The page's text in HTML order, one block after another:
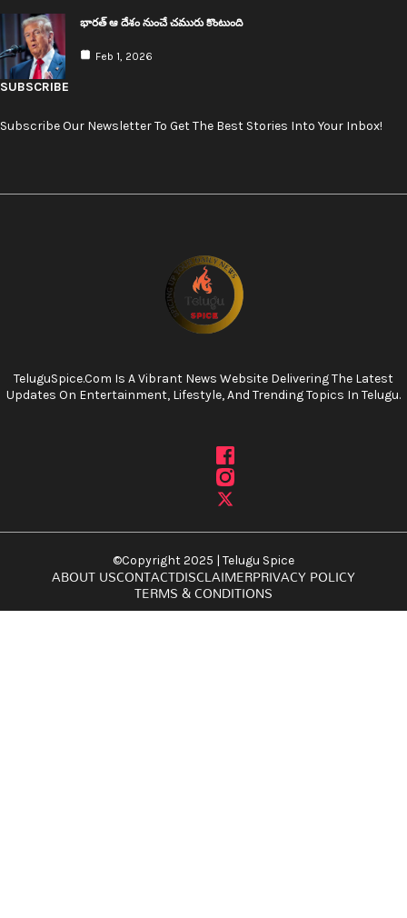
భార‌త్ ఆ దేశం నుంచే చ‌మురు కొంటుంది
Feb 1, 2026
SUBSCRIBE
Subscribe Our Newsletter To Get The Best Stories Into Your Inbox!
TeluguSpice.com Is A Vibrant News Website Delivering The Latest
Updates On Entertainment, Lifestyle, And Trending Topics In Telugu.
©Copyright 2025 | Telugu Spice
ABOUT USCONTACTDISCLAIMERPRIVACY POLICY
TERMS & CONDITIONS